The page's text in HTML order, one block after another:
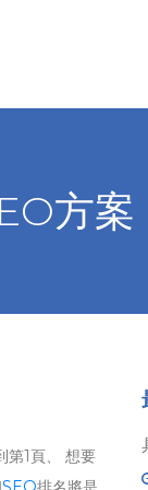
方案
第1頁、 想要